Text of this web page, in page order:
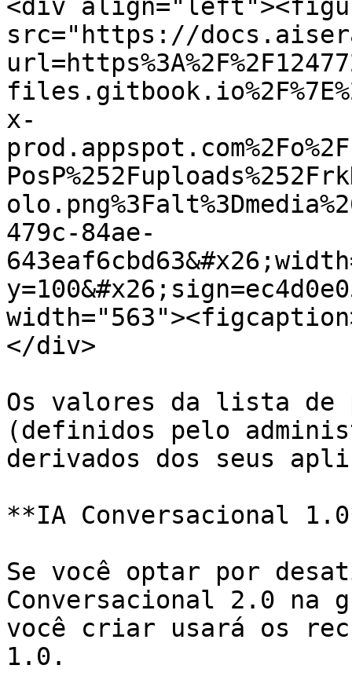
<div
src="https://
x-
479c-84ae-
</div>
Os valores da lista de
(definidos pelo
derivados dos seus
**IA Conversacional
Se você optar por
Conversacional 2.0 na
você criar usará os
1.0.